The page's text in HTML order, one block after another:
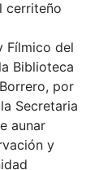
cerriteño
Fílmico del
Biblioteca
por
Secretaria
aunar
y